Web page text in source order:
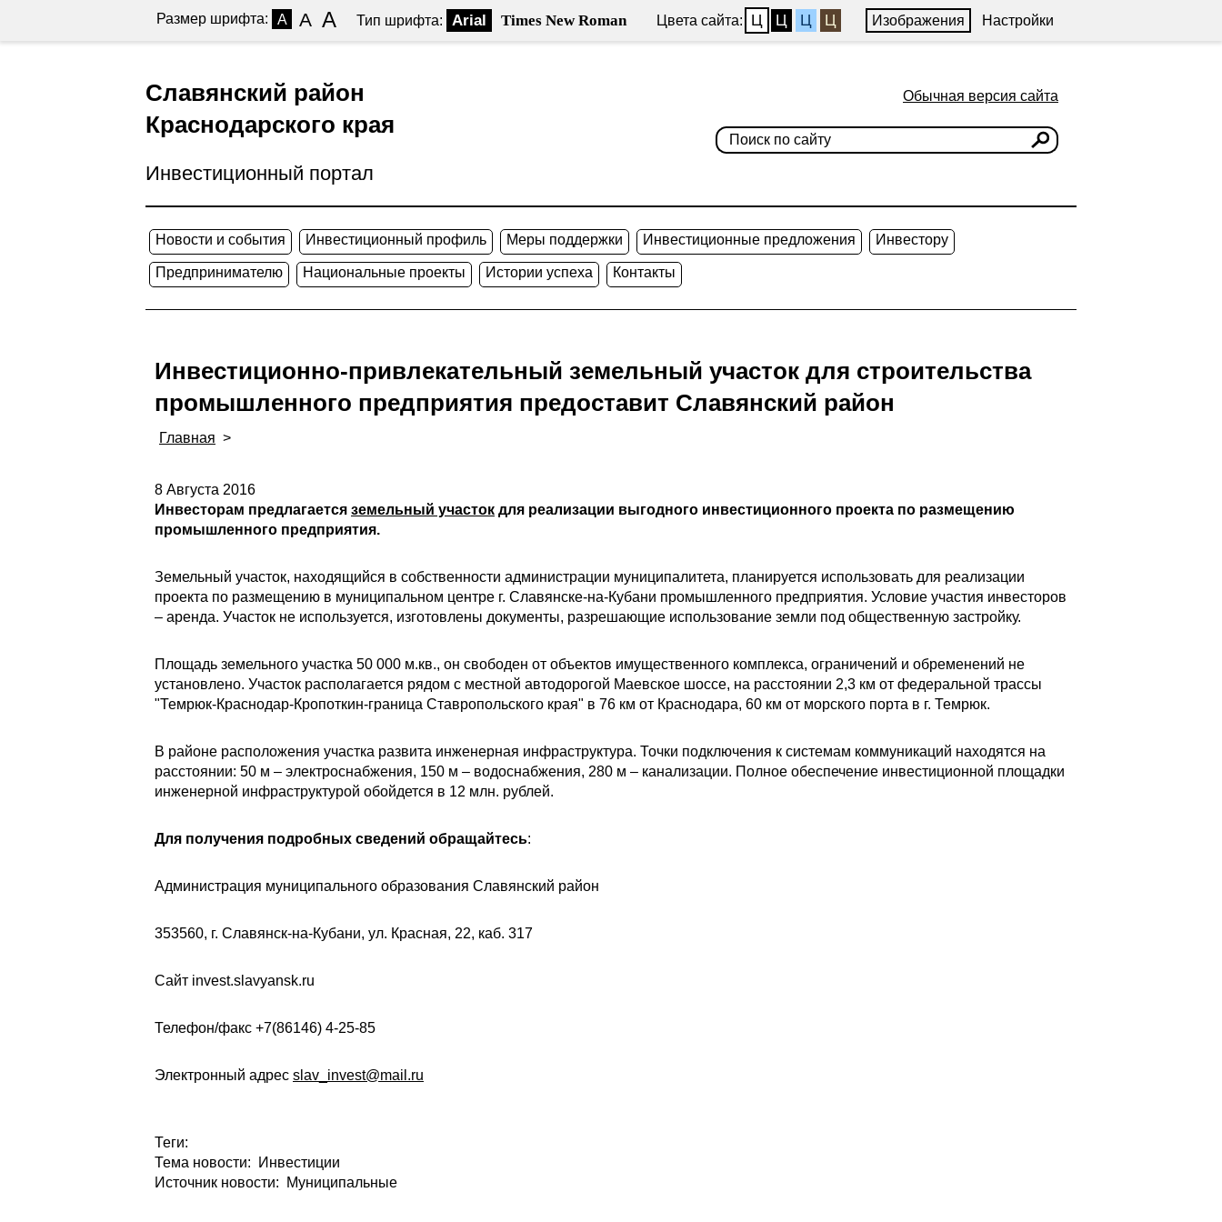
Размер шрифта: A A A Тип шрифта: Arial Times New Roman Цвета сайта: Ц Ц Ц Ц Изображения Настройки
Славянский район
Краснодарского края
Инвестиционный портал
Обычная версия сайта
Новости и события Инвестиционный профиль Меры поддержки Инвестиционные предложения Инвестору
Предпринимателю Национальные проекты Истории успеха Контакты
Инвестиционно-привлекательный земельный участок для строительства
промышленного предприятия предоставит Славянский район
Главная >
8 Августа 2016
Инвесторам предлагается земельный участок для реализации выгодного инвестиционного проекта по размещению
промышленного предприятия.
Земельный участок, находящийся в собственности администрации муниципалитета, планируется использовать для реализации
проекта по размещению в муниципальном центре г. Славянске-на-Кубани промышленного предприятия. Условие участия инвесторов
– аренда. Участок не используется, изготовлены документы, разрешающие использование земли под общественную застройку.
Площадь земельного участка 50 000 м.кв., он свободен от объектов имущественного комплекса, ограничений и обременений не
установлено. Участок располагается рядом с местной автодорогой Маевское шоссе, на расстоянии 2,3 км от федеральной трассы
"Темрюк-Краснодар-Кропоткин-граница Ставропольского края" в 76 км от Краснодара, 60 км от морского порта в г. Темрюк.
В районе расположения участка развита инженерная инфраструктура. Точки подключения к системам коммуникаций находятся на
расстоянии: 50 м – электроснабжения, 150 м – водоснабжения, 280 м – канализации. Полное обеспечение инвестиционной площадки
инженерной инфраструктурой обойдется в 12 млн. рублей.
Для получения подробных сведений обращайтесь:
Администрация муниципального образования Славянский район
353560, г. Славянск-на-Кубани, ул. Красная, 22, каб. 317
Сайт invest.slavyansk.ru
Телефон/факс +7(86146) 4-25-85
Электронный адрес slav_invest@mail.ru
Теги:
Тема новости: Инвестиции
Источник новости: Муниципальные